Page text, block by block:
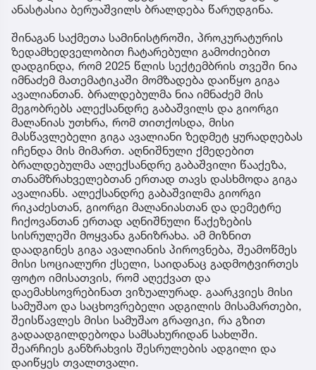
ანასტასია ბერუაშვილს ბრალდება წარუდგინა.
შინაგან საქმეთა სამინისტროში, პროკურატურის
ზედამხედველობით ჩატარებული გამოძიებით
დადგინდა, რომ 2025 წლის სექტემბრის თვეში ნია
იმნაძემ მათემატიკაში მომზადება დაიწყო გიგა
ავალიანთან. ბრალდებულმა ნია იმნაძემ მის
მეგობრებს ალექსანდრე გაბაშვილს და გიორგი
მალანიას უთხრა, რომ თითქოსდა, მისი
მასწავლებელი გიგა ავალიანი ზედმეტ ყურადღებას
იჩენდა მის მიმართ. აღნიშნული ქმედებით
ბრალდებულმა ალექსანდრე გაბაშვილი წააქეზა,
თანამზრახველებთან ერთად თავს დასხმოდა გიგა
ავალიანს. ალექსანდრე გაბაშვილმა გიორგი
რიკაძესთან, გიორგი მალანიასთან და დემეტრე
ჩიქოვანთან ერთად აღნიშნული წაქეზების
სისრულეში მოყვანა განიზრახა. ამ მიზნით
დაადგინეს გიგა ავალიანის პიროვნება, შეამოწმეს
მისი სოციალური ქსელი, საიდანაც გადმოტვირთეს
ფოტო იმისათვის, რომ აღექვათ და
დაემახსოვრებინათ ვიზუალურად. გაარკვიეს მისი
სამუშაო და საცხოვრებელი ადგილის მისამართები,
შეისწავლეს მისი სამუშაო გრაფიკი, რა გზით
გადაადგილდებოდა სამსახურიდან სახლში.
შეარჩიეს განზრახვის შესრულების ადგილი და
დაიწყეს თვალთვალი.